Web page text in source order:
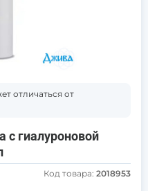
отличаться от
гиалуроновой
Код товара: 2018953